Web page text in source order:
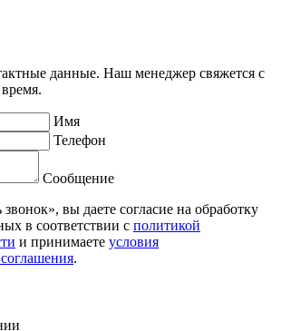
данные. Наш менеджер свяжется с
Имя
Телефон
Сообщение
вы даете согласие на обработку
в соответствии с политикой
и принимаете условия
.